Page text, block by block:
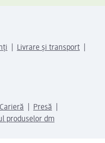
Livrare și transport
Carieră
Presă
produselor dm